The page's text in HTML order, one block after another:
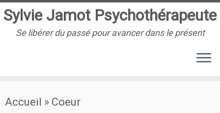
au
Sylvie Jamot Psychothérapeute
Se libérer du passé pour avancer dans le présent
Accueil » Coeur